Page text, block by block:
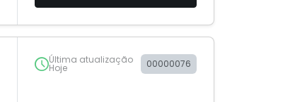
Última atualização
Hoje 00000076